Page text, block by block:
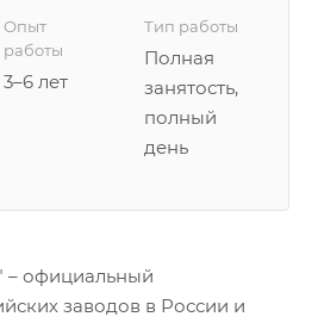
Опыт
работы
3–6 лет
Тип работы
Полная
занятость,
полный
день
официальный
заводов в России и